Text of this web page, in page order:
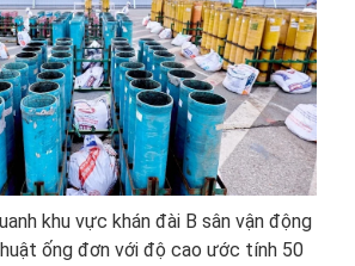
khu vực khán đài B sân vận động
ống đơn với độ cao ước tính 50